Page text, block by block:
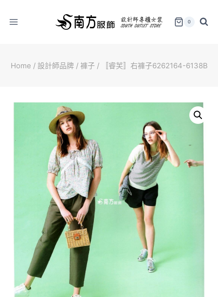
0
Home / 設計師品牌 / 褲子 / 〚睿芙〛右褲子6262164-6138B